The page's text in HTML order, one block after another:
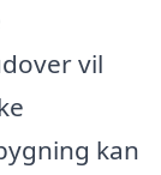
vil
kan